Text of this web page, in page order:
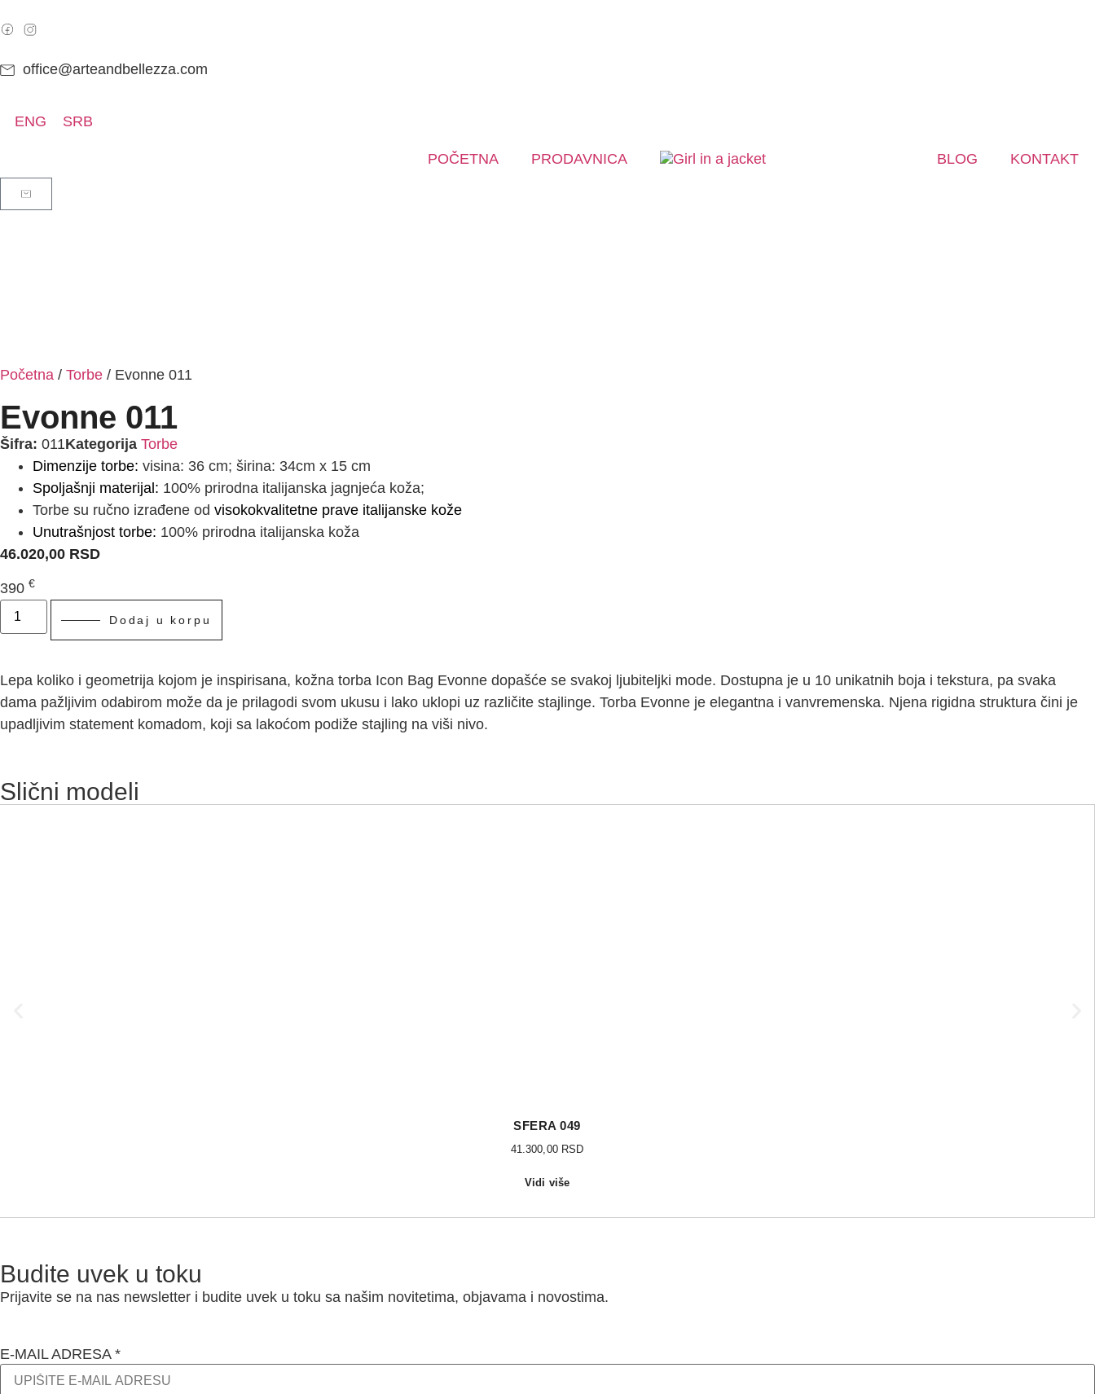
office@arteandbellezza.com
ENG SRB
POČETNA PRODAVNICA BLOG KONTAKT
Početna / Torbe / Evonne 011
Evonne 011
Šifra: 011Kategorija Torbe
Dimenzije torbe: visina: 36 cm; širina: 34cm x 15 cm
Spoljašnji materijal: 100% prirodna italijanska jagnjeća koža;
Torbe su ručno izrađene od visokokvalitetne prave italijanske kože
Unutrašnjost torbe: 100% prirodna italijanska koža
46.020,00 RSD
390 €
Dodaj u korpu
Lepa koliko i geometrija kojom je inspirisana, kožna torba Icon Bag Evonne dopašće se svakoj ljubiteljki mode. Dostupna je u 10 unikatnih boja i tekstura, pa svaka
dama pažljivim odabirom može da je prilagodi svom ukusu i lako uklopi uz različite stajlinge. Torba Evonne je elegantna i vanvremenska. Njena rigidna struktura čini je
upadljivim statement komadom, koji sa lakoćom podiže stajling na viši nivo.
Slični modeli
SFERA 049
41.300,00 RSD
Vidi više
Budite uvek u toku
Prijavite se na nas newsletter i budite uvek u toku sa našim novitetima, objavama i novostima.
E-MAIL ADRESA *